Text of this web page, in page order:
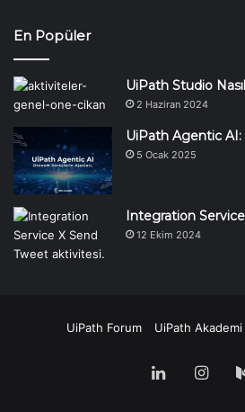
En Popüler
UiPath Studio
2 Haziran 2024
UiPath Agentic
5 Ocak 2025
Integration
12 Ekim 2024
UiPath Forum UiPath Akademi
LinkedIn